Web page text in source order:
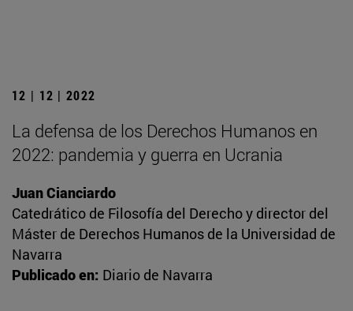
12 | 12 | 2022
La defensa de los Derechos Humanos en
2022: pandemia y guerra en Ucrania
Juan Cianciardo
Catedrático de Filosofía del Derecho y director del
Máster de Derechos Humanos de la Universidad de
Navarra
Publicado en: Diario de Navarra